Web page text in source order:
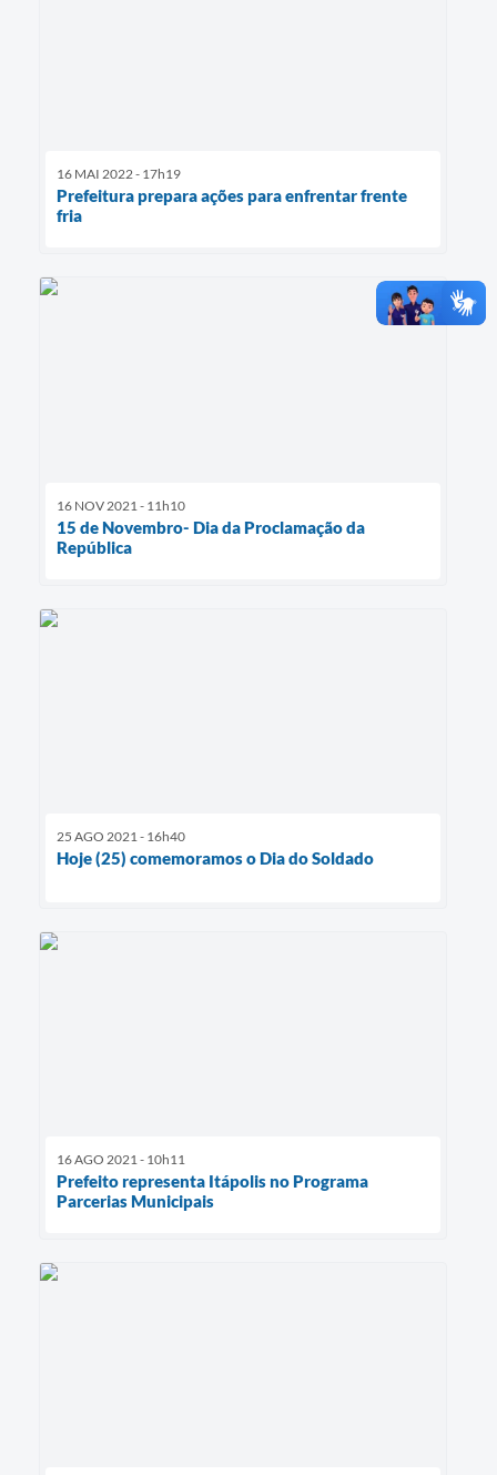
16 MAI 2022 - 17h19
Prefeitura prepara ações para enfrentar frente
fria
16 NOV 2021 - 11h10
15 de Novembro- Dia da Proclamação da
República
25 AGO 2021 - 16h40
Hoje (25) comemoramos o Dia do Soldado
16 AGO 2021 - 10h11
Prefeito representa Itápolis no Programa
Parcerias Municipais